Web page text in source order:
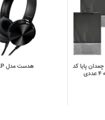
پایا کد
می
باشد.
هدست مدل 450AP